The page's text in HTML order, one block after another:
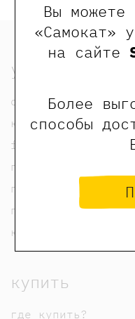
Вы можете
«Самокат»
на сайте
Более
способы
узнать
о нас
контакты
foreign rights
политика
публичная оферта
пользовательское
карта сайта
купить
где купить?